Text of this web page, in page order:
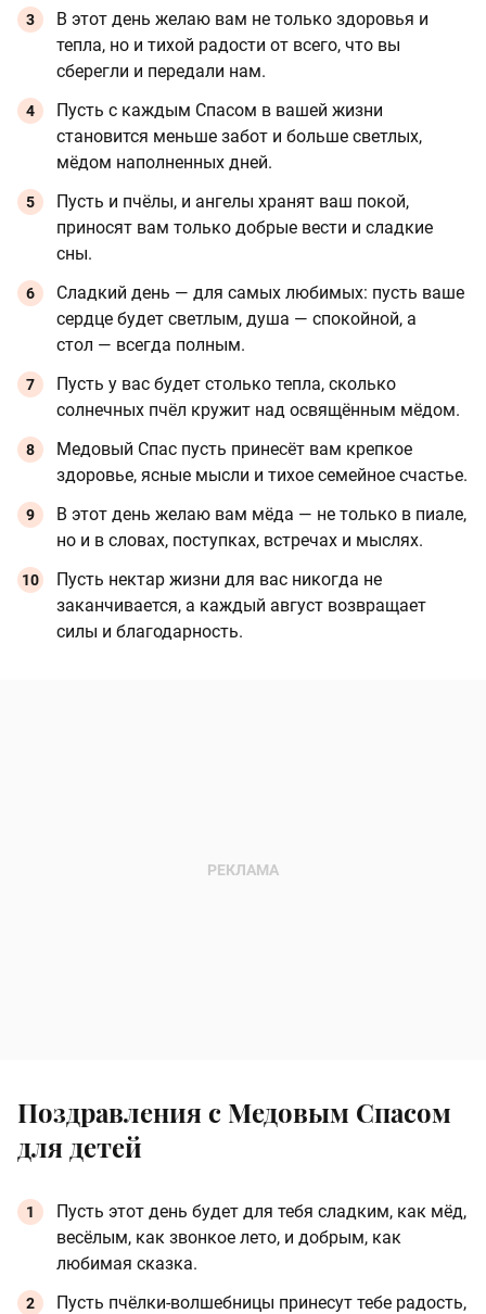
В этот день желаю вам не только здоровья и
тепла, но и тихой радости от всего, что вы
сберегли и передали нам.
Пусть с каждым Спасом в вашей жизни
становится меньше забот и больше светлых,
мёдом наполненных дней.
Пусть и пчёлы, и ангелы хранят ваш покой,
приносят вам только добрые вести и сладкие
сны.
Сладкий день — для самых любимых: пусть ваше
сердце будет светлым, душа — спокойной, а
стол — всегда полным.
Пусть у вас будет столько тепла, сколько
солнечных пчёл кружит над освящённым мёдом.
Медовый Спас пусть принесёт вам крепкое
здоровье, ясные мысли и тихое семейное счастье.
В этот день желаю вам мёда — не только в пиале,
но и в словах, поступках, встречах и мыслях.
Пусть нектар жизни для вас никогда не
заканчивается, а каждый август возвращает
силы и благодарность.
Поздравления с Медовым Спасом
для детей
Пусть этот день будет для тебя сладким, как мёд,
весёлым, как звонкое лето, и добрым, как
любимая сказка.
Пусть пчёлки-волшебницы принесут тебе радость,